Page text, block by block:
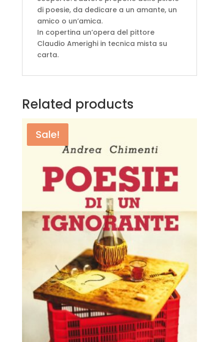
di poesie, da dedicare a un amante, un
amico o un’amica.
In copertina un’opera del pittore
Claudio Amerighi in tecnica mista su
carta.
Related products
Sale!